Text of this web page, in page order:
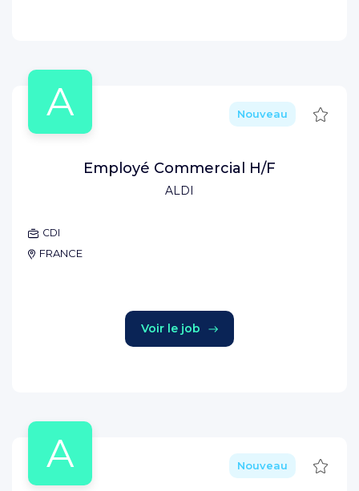
A
ALDI
Nouveau
Employé Commercial H/F
CDI
FRANCE
Voir le job
A Nouveau